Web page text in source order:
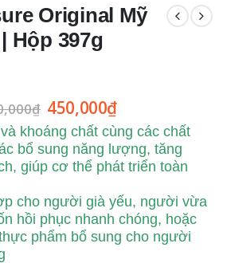
Original Mỹ
Hộp 397g
₫ 450,000₫
khoáng chất cùng các chất
bổ sung năng lượng, tăng
giúp cơ thể phát triển toàn
cho người già yếu, người vừa
hồi phục nhanh chóng, hoặc
phẩm bổ sung cho người